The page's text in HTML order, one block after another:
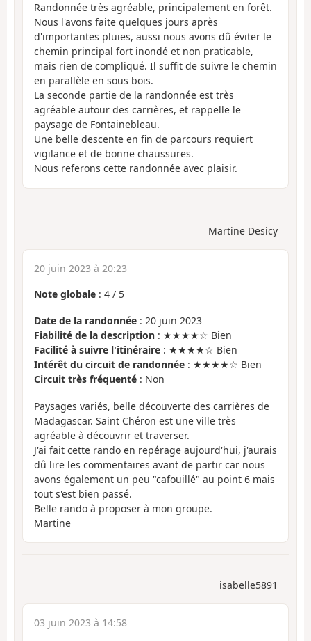
Randonnée très agréable, principalement en forêt.
Nous l'avons faite quelques jours après
d'importantes pluies, aussi nous avons dû éviter le
chemin principal fort inondé et non praticable,
mais rien de compliqué. Il suffit de suivre le chemin
en parallèle en sous bois.
La seconde partie de la randonnée est très
agréable autour des carrières, et rappelle le
paysage de Fontainebleau.
Une belle descente en fin de parcours requiert
vigilance et de bonne chaussures.
Nous referons cette randonnée avec plaisir.
Martine Desicy
20 juin 2023 à 20:23
Note globale : 4 / 5
Date de la randonnée : 20 juin 2023
Fiabilité de la description : ★★★★☆ Bien
Facilité à suivre l'itinéraire : ★★★★☆ Bien
Intérêt du circuit de randonnée : ★★★★☆ Bien
Circuit très fréquenté : Non
Paysages variés, belle découverte des carrières de
Madagascar. Saint Chéron est une ville très
agréable à découvrir et traverser.
J'ai fait cette rando en repérage aujourd'hui, j'aurais
dû lire les commentaires avant de partir car nous
avons également un peu "cafouillé" au point 6 mais
tout s'est bien passé.
Belle rando à proposer à mon groupe.
Martine
isabelle5891
03 juin 2023 à 14:58